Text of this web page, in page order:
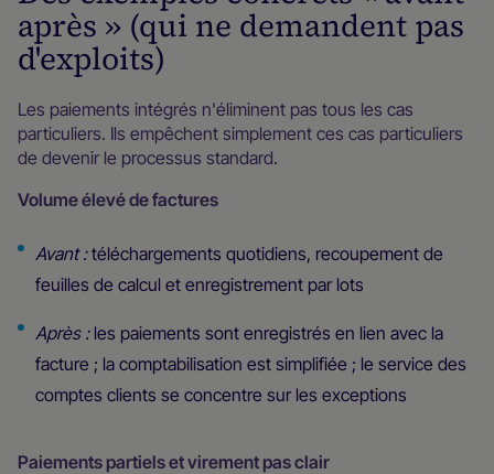
après » (qui ne demandent pas
d'exploits)
Les paiements intégrés n'éliminent pas tous les cas
particuliers. Ils empêchent simplement ces cas particuliers
de devenir le processus standard.
Volume élevé de factures
Avant :téléchargements quotidiens, recoupement de
feuilles de calcul et enregistrement par lots
Après :les paiements sont enregistrés en lien avec la
facture ; la comptabilisation est simplifiée ; le service des
comptes clients se concentre sur les exceptions
Paiements partiels et virement pas clair